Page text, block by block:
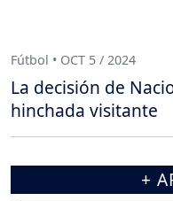
Fútbol • OCT 5 / 2024
La decisión de
hinchada visitante
+